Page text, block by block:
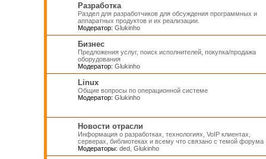
Разработка
Раздел для разработчиков для обсуждения программных и
аппаратных продуктов и их реализации.
Модератор: Glukinho
Бизнес
Предложения услуг, поиск исполнителей, покупка/продажа
оборудования
Модератор: Glukinho
Linux
Общие вопросы по операционной системе
Модератор: Glukinho
Новости отрасли
Информация о разработках, технологиях, VoIP клиентах,
серверах, библиотеках и всему что связано с темой форума
Модераторы: ded, Glukinho